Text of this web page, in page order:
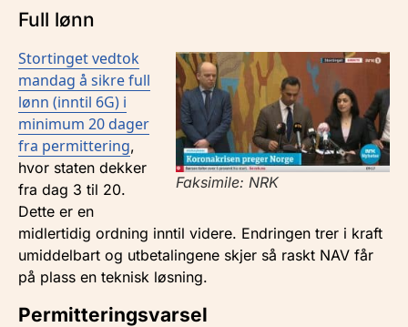
Full lønn
Faksimile: NRK
Stortinget vedtok
mandag å sikre full
lønn (inntil 6G) i
minimum 20 dager
fra permittering,
hvor staten dekker
fra dag 3 til 20.
Dette er en
midlertidig ordning inntil videre. Endringen trer i kraft
umiddelbart og utbetalingene skjer så raskt NAV får
på plass en teknisk løsning.
Permitteringsvarsel